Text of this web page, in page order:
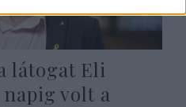
látogat Eli
volt a